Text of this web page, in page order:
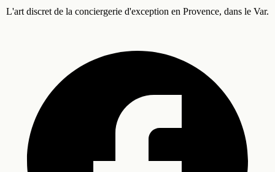
L'art discret de la conciergerie d'exception en Provence, dans le Var.